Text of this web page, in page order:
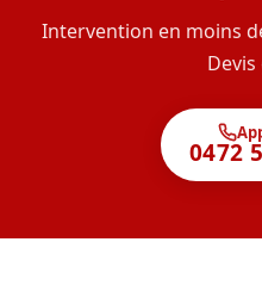
Intervention en moins
0472